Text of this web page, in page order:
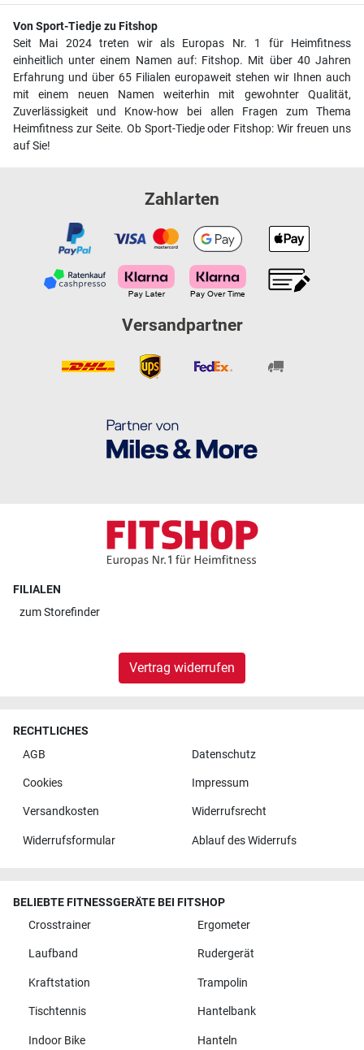
Von Sport-Tiedje zu Fitshop
Seit Mai 2024 treten wir als Europas Nr. 1 für Heimfitness
einheitlich unter einem Namen auf: Fitshop. Mit über 40 Jahren
Erfahrung und über 65 Filialen europaweit stehen wir Ihnen auch
mit einem neuen Namen weiterhin mit gewohnter Qualität,
Zuverlässigkeit und Know-how bei allen Fragen zum Thema
Heimfitness zur Seite. Ob Sport-Tiedje oder Fitshop: Wir freuen uns
auf Sie!
Zahlarten
Versandpartner
FILIALEN
zumStorefinder
Vertrag widerrufen
RECHTLICHES
AGB
Datenschutz
Cookies Impressum
Versandkosten Widerrufsrecht
Widerrufsformular Ablauf des Widerrufs
BELIEBTE FITNESSGERÄTE BEI FITSHOP
Crosstrainer
Ergometer
Laufband Rudergerät
Kraftstation Trampolin
Tischtennis Hantelbank
Indoor Bike Hanteln